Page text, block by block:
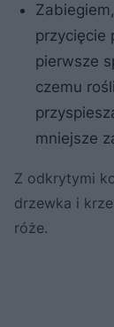
przycięcie
pierwsze
czemu
mniejsze
Z odkrytymi
drzewka i
róże.